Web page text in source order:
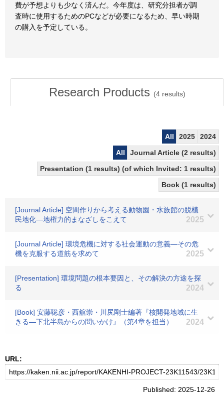
費が予想よりも少なく済んだ。今年度は、研究分担者が調
査時に使用するためのPCなどが必要になるため、早い時期
の購入を予定している。
Research Products (4results)
All 2025
2024
All
Journal Article (2 results)
Presentation (1 results) (of which Invited: 1 results)
Book (1 results)
[Journal Article] 空間作りから考える動物園・水族館の脱植
民地化―地権力的まなざしをこえて
2025
[Journal Article] 環境危機に対する社会運動の意義―その危
機を克服する道筋を求めて
2025
[Presentation] 環境問題の根本要因と、その解決の方途を探
る
2024
[Book] 安藤聡彦・西舘崇・川尻剛士編著『核開発地域に生
きる―下北半島からの問いかけ』（第4章を担当）
2024
URL:
Published: 2025-12-26